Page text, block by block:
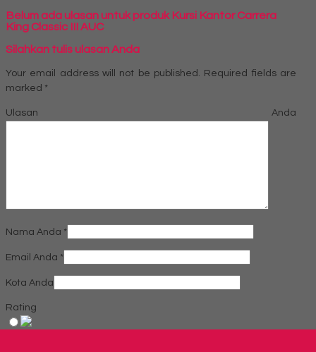
Belum ada ulasan untuk produk Kursi Kantor Carrera
King Classic III AUC
Silahkan tulis ulasan Anda
Your email address will not be published. Required fields are
marked *
Ulasan Anda
Nama Anda *
Email Anda *
Kota Anda
Rating